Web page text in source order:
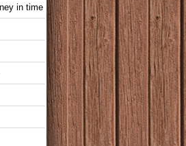
in time